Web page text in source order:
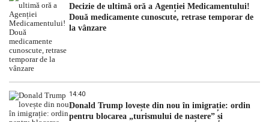
Decizie de ultimă oră a Agenției Medicamentului!
Două medicamente cunoscute, retrase temporar de
la vânzare
14:40
Donald Trump lovește din nou în imigrație: ordin
pentru blocarea „turismului de naștere” și